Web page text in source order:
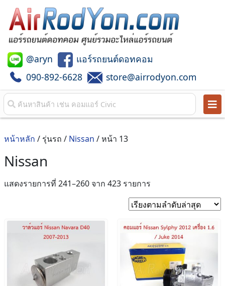
@aryn
แอร์รถยนต์ดอทคอม
090-892-6628
store@airrodyon.com
หน้าหลัก / รุ่นรถ / Nissan / หน้า 13
Nissan
แสดงรายการที่ 241–260 จาก 423 รายการ
by
latest